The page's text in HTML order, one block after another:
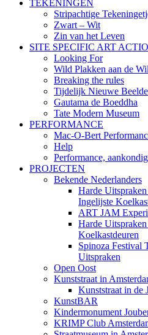
TEKENINGEN
Stripachtige
Zwart – Wit
Zin van het Leven
SITE SPECIFIC ART
Looking For
Wild Plakken aan de
Breaking the rules
Tijdelijk Nieuwe
Gautama de Boeddha
Tate Modern Museum
PERFORMANCE
Mac-O-Bert
Help
Performance,
PROJECTEN
Bekende Nederlanders
Harde
Ingelijste
ART JAM
Harde
Koelkastdeuren
Spinoza Festival
Uitspraken
Open Oost
Kunststraat in
Kunststraat in de
KunstBAR
Kindermonument
KRIMP Club